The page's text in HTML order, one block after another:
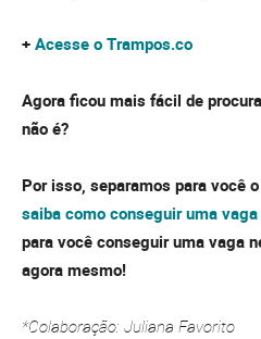
+ Acesse o Trampos.co
Agora ficou mais fácil de
não é?
Por isso, separamos para você
saiba como conseguir uma
para você conseguir uma vaga
agora mesmo!
*Colaboração: Juliana Favorito